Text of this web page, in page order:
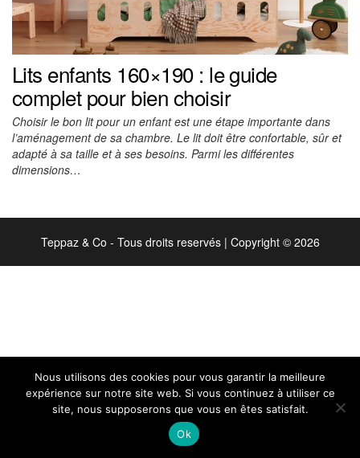
Lits enfants 160×190 : le guide
complet pour bien choisir
Choisir le bon lit pour un enfant est une étape importante dans
l’aménagement de sa chambre. Le lit doit être confortable, sûr et
adapté à sa taille et à ses besoins. Parmi les différentes
dimensions…
Teppaz & Co - Tous droits reservés | Copyright © 2026
Nous utilisons des cookies pour vous garantir la meilleure
expérience sur notre site web. Si vous continuez à utiliser ce
site, nous supposerons que vous en êtes satisfait.
Ok